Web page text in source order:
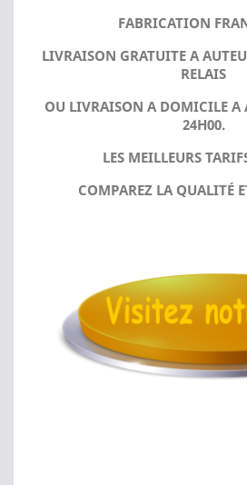
FABRICATION
LIVRAISON GRATUITE A
RELAIS
OU LIVRAISON A DOMICILE A
24H00.
LES MEILLEURS
COMPAREZ LA QUALITÉ